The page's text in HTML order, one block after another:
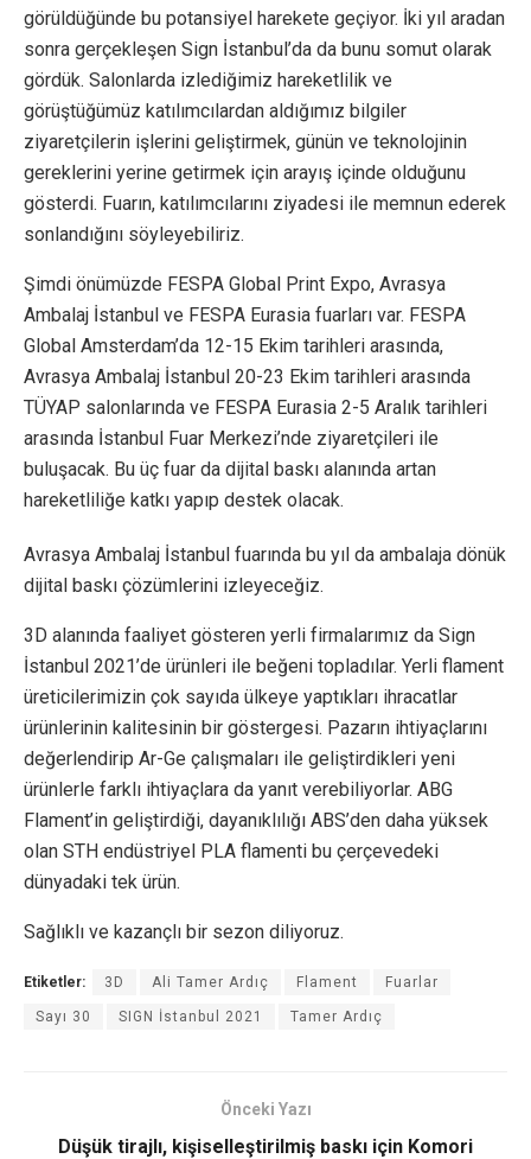
görüldüğünde bu potansiyel harekete geçiyor. İki yıl aradan
sonra gerçekleşen Sign İstanbul’da da bunu somut olarak
gördük. Salonlarda izlediğimiz hareketlilik ve
görüştüğümüz katılımcılardan aldığımız bilgiler
ziyaretçilerin işlerini geliştirmek, günün ve teknolojinin
gereklerini yerine getirmek için arayış içinde olduğunu
gösterdi. Fuarın, katılımcılarını ziyadesi ile memnun ederek
sonlandığını söyleyebiliriz.
Şimdi önümüzde FESPA Global Print Expo, Avrasya
Ambalaj İstanbul ve FESPA Eurasia fuarları var. FESPA
Global Amsterdam’da 12-15 Ekim tarihleri arasında,
Avrasya Ambalaj İstanbul 20-23 Ekim tarihleri arasında
TÜYAP salonlarında ve FESPA Eurasia 2-5 Aralık tarihleri
arasında İstanbul Fuar Merkezi’nde ziyaretçileri ile
buluşacak. Bu üç fuar da dijital baskı alanında artan
hareketliliğe katkı yapıp destek olacak.
Avrasya Ambalaj İstanbul fuarında bu yıl da ambalaja dönük
dijital baskı çözümlerini izleyeceğiz.
3D alanında faaliyet gösteren yerli firmalarımız da Sign
İstanbul 2021’de ürünleri ile beğeni topladılar. Yerli flament
üreticilerimizin çok sayıda ülkeye yaptıkları ihracatlar
ürünlerinin kalitesinin bir göstergesi. Pazarın ihtiyaçlarını
değerlendirip Ar-Ge çalışmaları ile geliştirdikleri yeni
ürünlerle farklı ihtiyaçlara da yanıt verebiliyorlar. ABG
Flament’in geliştirdiği, dayanıklılığı ABS’den daha yüksek
olan STH endüstriyel PLA flamenti bu çerçevedeki
dünyadaki tek ürün.
Sağlıklı ve kazançlı bir sezon diliyoruz.
Etiketler: 3D Ali Tamer Ardıç Flament Fuarlar
Sayı 30 SIGN İstanbul 2021 Tamer Ardıç
Önceki Yazı
Düşük tirajlı, kişiselleştirilmiş baskı için Komori